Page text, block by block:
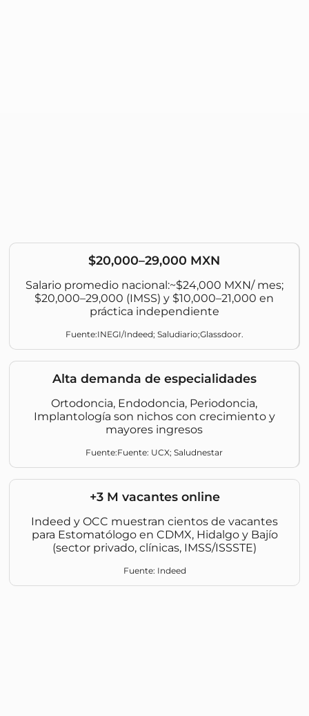
$20,000–29,000 MXN
Salario promedio nacional:~$24,000 MXN/ mes;
$20,000–29,000 (IMSS) y $10,000–21,000 en
práctica independiente
Fuente:INEGI/Indeed; Saludiario;Glassdoor.
Alta demanda de especialidades
Ortodoncia, Endodoncia, Periodoncia,
Implantología son nichos con crecimiento y
mayores ingresos
Fuente:Fuente: UCX; Saludnestar
+3 M vacantes online
Indeed y OCC muestran cientos de vacantes
para Estomatólogo en CDMX, Hidalgo y Bajío
(sector privado, clínicas, IMSS/ISSSTE)
Fuente: Indeed